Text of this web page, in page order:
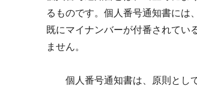
るものです。個人番号通知書には
既にマイナンバーが付番されてい
ません。
個人番号通知書は、原則とし